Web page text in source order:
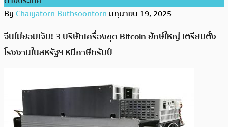
ByChaiyatorn Buthsoontornมิถุนายน 19, 2025
จีนไม่ยอมเจ็บ! 3 บริษัทเครื่องขุด Bitcoin ยักษ์ใหญ่ เตรียมตั้ง
โรงงานในสหรัฐฯ หนีภาษีทรัมป์